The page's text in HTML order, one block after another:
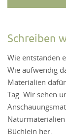
Schreiben
Wie entstanden
Wie aufwendig
Materialien
Tag. Wir sehen
Büchlein her.